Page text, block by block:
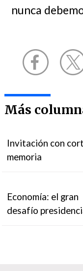
nunca
Más
Invitación con
memoria
Economía: el gran
desafío